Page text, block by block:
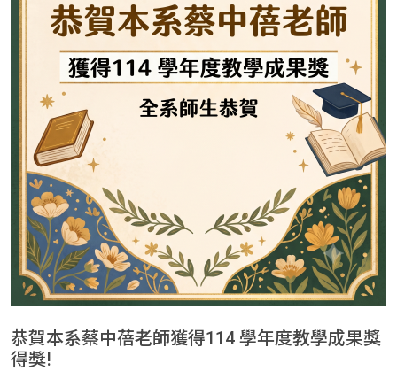
恭賀本系蔡中蓓老師獲得114 學年度教學成果獎
得獎!